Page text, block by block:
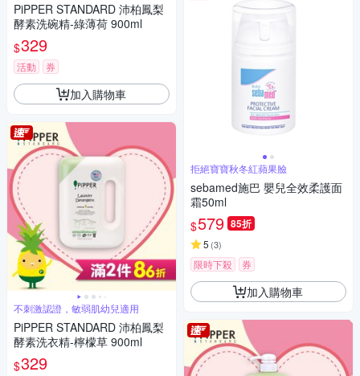
PiPPER STANDARD 沛柏鳳梨
酵素洗碗精-綠薄荷 900ml
$329
活動 券
加入購物車
不刺激認證，敏弱肌幼兒適用
PiPPER STANDARD 沛柏鳳梨
酵素洗衣精-檸檬草 900ml
$329
拒絕寶寶秋冬紅蘋果臉
sebamed施巴 嬰兒全效柔護面
霜50ml
$579 85折
5 (3)
限時下殺 券
加入購物車